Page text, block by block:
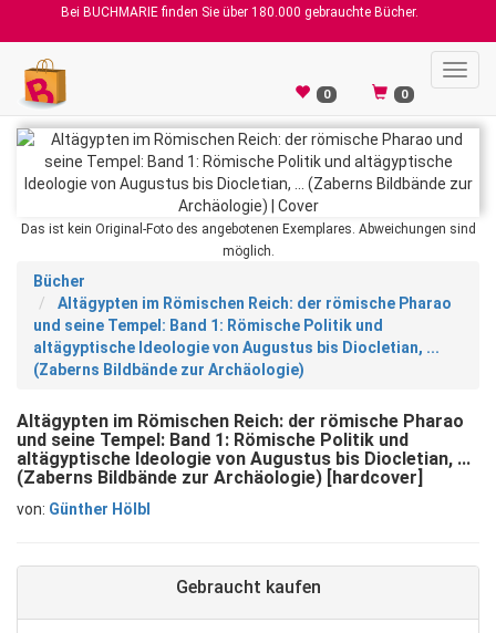
Bei BUCHMARIE finden Sie über 180.000 gebrauchte Bücher.
0 0
Das ist kein Original-Foto des angebotenen Exemplares. Abweichungen sind
möglich.
Bücher
Altägypten im Römischen Reich: der römische Pharao
und seine Tempel: Band 1: Römische Politik und
altägyptische Ideologie von Augustus bis Diocletian, ...
(Zaberns Bildbände zur Archäologie)
Altägypten im Römischen Reich: der römische Pharao
und seine Tempel: Band 1: Römische Politik und
altägyptische Ideologie von Augustus bis Diocletian, ...
(Zaberns Bildbände zur Archäologie) [hardcover]
von: Günther Hölbl
Gebraucht kaufen